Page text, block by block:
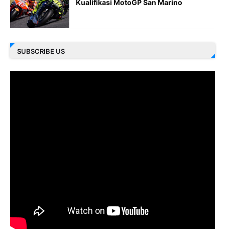
Kualifikasi MotoGP San Marino
SUBSCRIBE US